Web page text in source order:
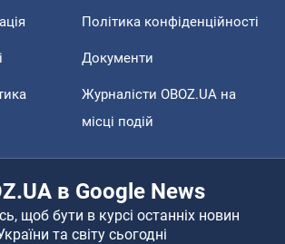
Політика конфіденційності
Документи
Журналісти OBOZ.UA на
місці подій
в Google News
щоб бути в курсі останніх новин
та світу сьогодні